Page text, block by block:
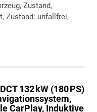
Zustand,
Zustand: unfallfrei,
132 kW (180 PS)
CarPlay, Induktive